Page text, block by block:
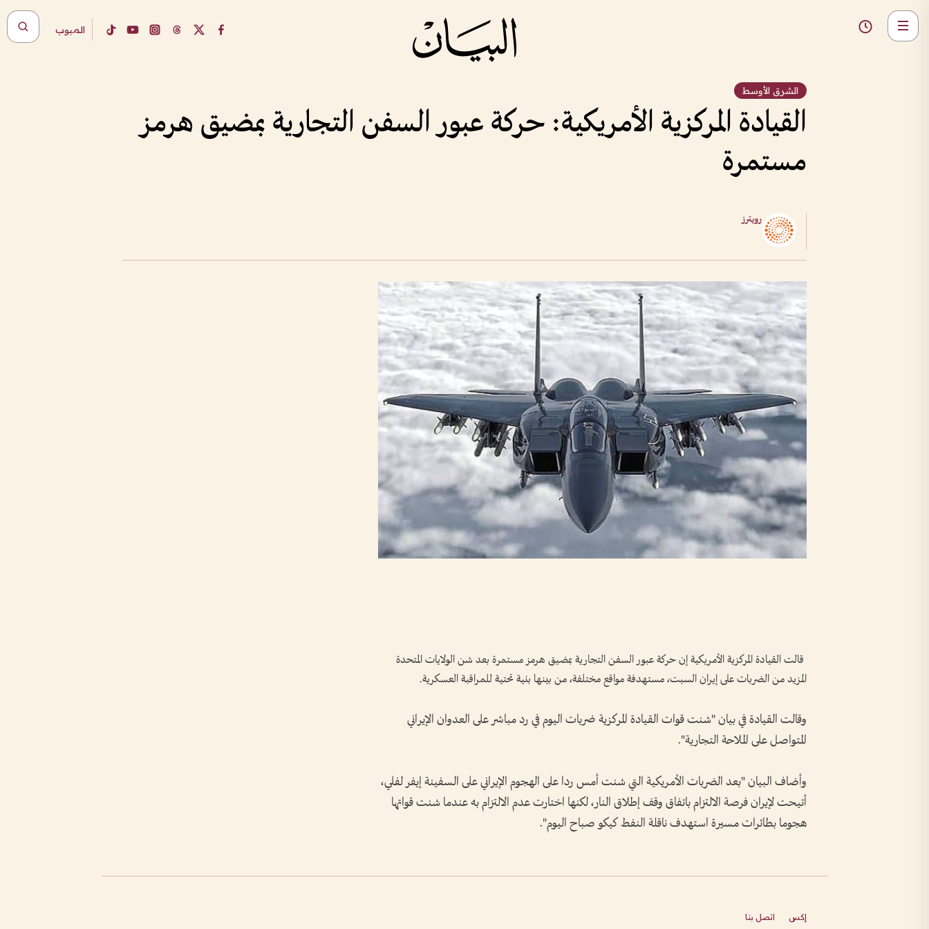
المبوب
الشرق الأوسط
القيادة المركزية الأمريكية: حركة عبور السفن التجارية بمضيق هرمز
مستمرة
رويترز
قالت ‌القيادة ​المركزية الأمريكية إن حركة عبور السفن التجارية بمضيق هرمز مستمرة بعد شن الولايات المتحدة
المزيد من الضربات على إيران ⁠السبت، مستهدفة مواقع مختلفة، من بينها بنية ‌تحتية للمراقبة العسكرية.
وقالت القيادة في بيان "شنت ‌قوات القيادة المركزية ضربات ‌اليوم في رد ‌مباشر على ‌العدوان الإيراني
المتواصل على ​الملاحة ‌التجارية".
وأضاف ​البيان "بعد الضربات ⁠الأمريكية التي شنت أمس ردا ​على ⁠الهجوم الإيراني ⁠على السفينة إيفر لفلي،
أتيحت ⁠لإيران فرصة الالتزام باتفاق وقف إطلاق النار، لكنها اختارت عدم الالتزام ‌به عندما شنت قواتها
هجوما بطائرات ​مسيرة استهدف ناقلة النفط كيكو صباح اليوم".
إكس اتصل بنا